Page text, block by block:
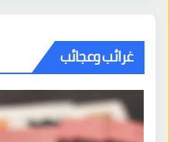
غرائب وعجائب